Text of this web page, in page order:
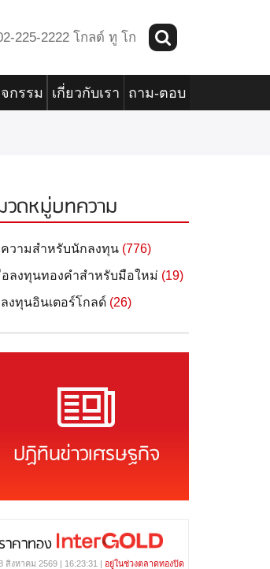
225-2222 โกลด์ ทู โก
กรรม เกี่ยวกับเรา ถาม-ตอบ
วดหมู่บทความ
วามสำหรับนักลงทุน (776)
ลงทุนทองคำสำหรับมือใหม่ (19)
งทุนอินเตอร์โกลด์ (26)
ปฏิทินข่าวเศรษฐกิจ
าคาทอง
สิงหาคม 2569 | 16:23:31 | อยู่ในช่วงตลาดทองปิด